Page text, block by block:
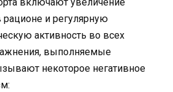
рационе и регулярную
активность во всех
выполняемые
некоторое негативное